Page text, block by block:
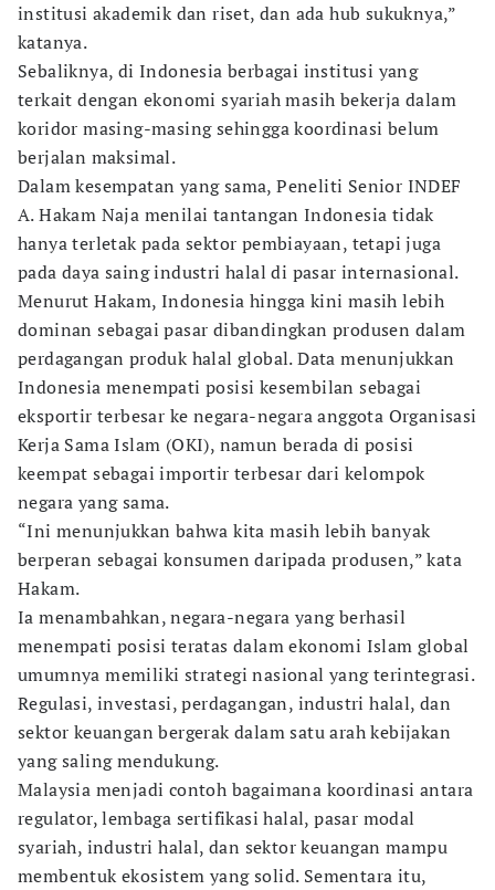
institusi akademik dan riset, dan ada hub sukuknya,”
katanya.
Sebaliknya, di Indonesia berbagai institusi yang
terkait dengan ekonomi syariah masih bekerja dalam
koridor masing-masing sehingga koordinasi belum
berjalan maksimal.
Dalam kesempatan yang sama, Peneliti Senior INDEF
A. Hakam Naja menilai tantangan Indonesia tidak
hanya terletak pada sektor pembiayaan, tetapi juga
pada daya saing industri halal di pasar internasional.
Menurut Hakam, Indonesia hingga kini masih lebih
dominan sebagai pasar dibandingkan produsen dalam
perdagangan produk halal global. Data menunjukkan
Indonesia menempati posisi kesembilan sebagai
eksportir terbesar ke negara-negara anggota Organisasi
Kerja Sama Islam (OKI), namun berada di posisi
keempat sebagai importir terbesar dari kelompok
negara yang sama.
“Ini menunjukkan bahwa kita masih lebih banyak
berperan sebagai konsumen daripada produsen,” kata
Hakam.
Ia menambahkan, negara-negara yang berhasil
menempati posisi teratas dalam ekonomi Islam global
umumnya memiliki strategi nasional yang terintegrasi.
Regulasi, investasi, perdagangan, industri halal, dan
sektor keuangan bergerak dalam satu arah kebijakan
yang saling mendukung.
Malaysia menjadi contoh bagaimana koordinasi antara
regulator, lembaga sertifikasi halal, pasar modal
syariah, industri halal, dan sektor keuangan mampu
membentuk ekosistem yang solid. Sementara itu,